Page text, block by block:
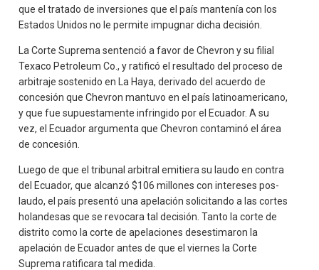
que el tratado de inversiones que el país mantenía con los
Estados Unidos no le permite impugnar dicha decisión.
La Corte Suprema sentenció a favor de Chevron y su filial
Texaco Petroleum Co., y ratificó el resultado del proceso de
arbitraje sostenido en La Haya, derivado del acuerdo de
concesión que Chevron mantuvo en el país latinoamericano,
y que fue supuestamente infringido por el Ecuador. A su
vez, el Ecuador argumenta que Chevron contaminó el área
de concesión.
Luego de que el tribunal arbitral emitiera su laudo en contra
del Ecuador, que alcanzó $106 millones con intereses pos-
laudo, el país presentó una apelación solicitando a las cortes
holandesas que se revocara tal decisión. Tanto la corte de
distrito como la corte de apelaciones desestimaron la
apelación de Ecuador antes de que el viernes la Corte
Suprema ratificara tal medida.